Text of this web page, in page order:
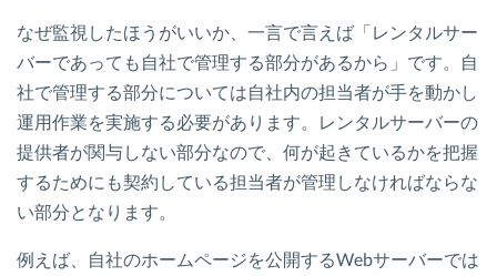
なぜ監視したほうがいいか、一言で言えば「レンタルサー
バーであっても自社で管理する部分があるから」です。自
社で管理する部分については自社内の担当者が手を動かし
運用作業を実施する必要があります。レンタルサーバーの
提供者が関与しない部分なので、何が起きているかを把握
するためにも契約している担当者が管理しなければならな
い部分となります。
例えば、自社のホームページを公開するWebサーバーでは